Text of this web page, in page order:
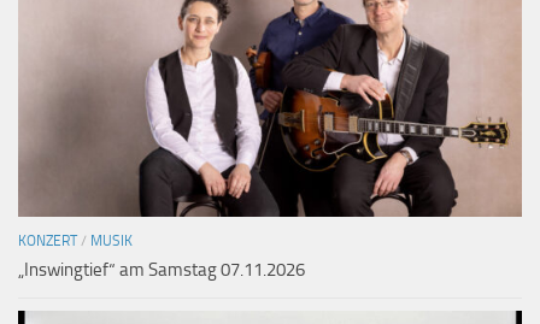
KONZERT/ MUSIK
„Inswingtief“ am Samstag 07.11.2026